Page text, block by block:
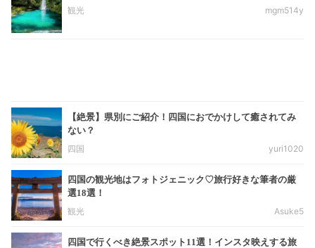
観光
mgm514y
【絶景】県別にご紹介！四国におでかけして癒されてみ
ない？
四国
yuri1020
四国の観光地はフォトジェニック♡旅行好きな筆者の厳
選18選！
観光
Asuke5
四国で行くべき絶景スポット11選！インスタ映えする旅